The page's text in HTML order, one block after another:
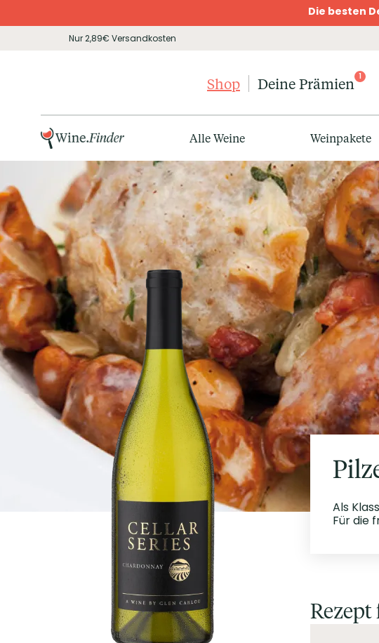
Die besten
Nur 2,89€ Versandkosten
Shop Deine Prämien 1
Alle Weine Weinpakete
Als
Für die
Rezept